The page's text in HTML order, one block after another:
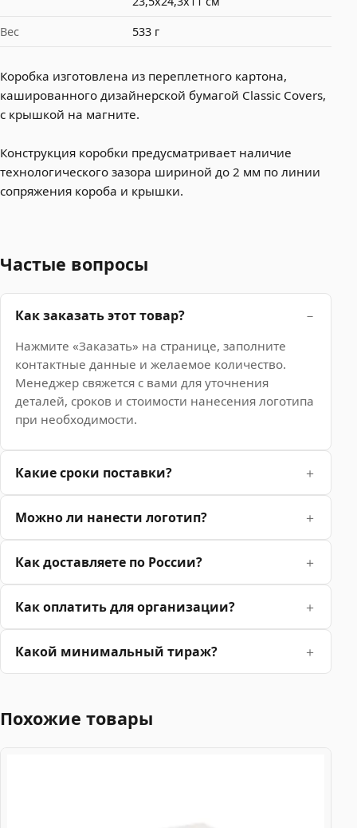
Вес
533 г
Коробка изготовлена из переплетного картона,
кашированного дизайнерской бумагой Classic Сovers,
с крышкой на магните.
Конструкция коробки предусматривает наличие
технологического зазора шириной до 2 мм по линии
сопряжения короба и крышки.
Частые вопросы
Как заказать этот товар?
Нажмите «Заказать» на странице, заполните
контактные данные и желаемое количество.
Менеджер свяжется с вами для уточнения
деталей, сроков и стоимости нанесения логотипа
при необходимости.
Какие сроки поставки?
Можно ли нанести логотип?
Как доставляете по России?
Как оплатить для организации?
Какой минимальный тираж?
Похожие товары